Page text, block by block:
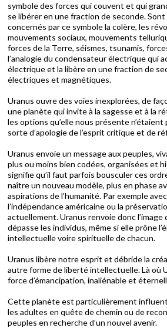
symbole des forces qui couvent et qui
se libérer en une fraction de seconde.
concernés par ce symbole la colère, les
mouvements sociaux, mouvements
forces de la Terre, séismes, tsunamis,
l’analogie du condensateur électrique qui
électrique et la libère en une fraction de
électriques et magnétiques.
Uranus ouvre des voies inexplorées, de
une planète qui invite à la sagesse et à la
les options qu’elle nous présente n’étaient
sorte d’apologie de l’esprit critique et de
Uranus envoie un message aux peuples,
plus ou moins bien codées, organisées et
signifie qu’il faut parfois bousculer ces
naître un nouveau modèle, plus en phase
aspirations de l’humanité. Par exemple
l’indépendance américaine ou la
actuellement. Uranus renvoie donc l’image
dépasse les individus, même si elle prône
intellectuelle voire spirituelle de chacun.
Uranus libère notre esprit et débride la
autre forme de liberté intellectuelle. Là où
force d’émancipation, inaliénable et
Cette planète est particulièrement
les adultes en quête de chemin ou de
peuples en recherche d’un nouvel avenir.